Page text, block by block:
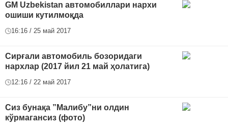
GM Uzbekistan автомобиллари нархи
ошиши кутилмоқда
16:16 / 25 май 2017
Сирғали автомобиль бозоридаги
нархлар (2017 йил 21 май ҳолатига)
12:16 / 22 май 2017
Сиз бунақа ”Малибу”ни олдин
кўрмагансиз (фото)